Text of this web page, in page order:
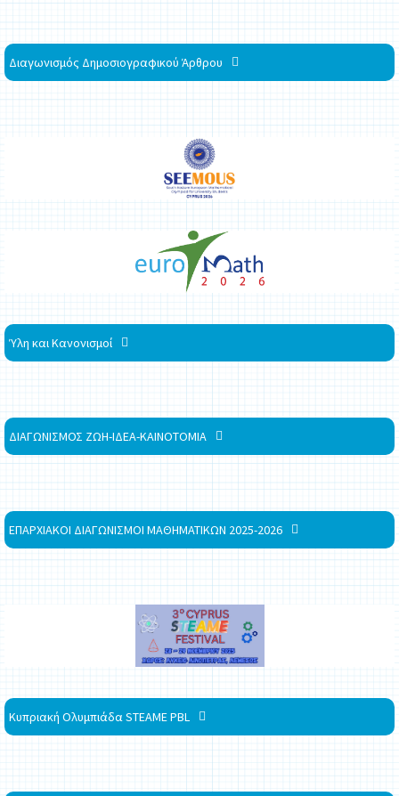
Διαγωνισμός Δημοσιογραφικού Άρθρου
Ύλη και Κανονισμοί
ΔΙΑΓΩΝΙΣΜΟΣ ΖΩΗ-ΙΔΕΑ-ΚΑΙΝΟΤΟΜΙΑ
ΕΠΑΡΧΙΑΚΟΙ ΔΙΑΓΩΝΙΣΜΟΙ ΜΑΘΗΜΑΤΙΚΩΝ 2025-2026
Κυπριακή Ολυμπιάδα STEAME PBL